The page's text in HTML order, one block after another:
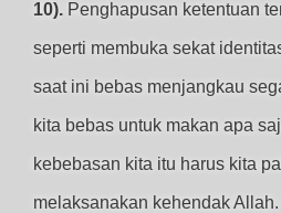
10). Penghapusan ketentuan
seperti membuka sekat
saat ini bebas menjangkau
kita bebas untuk makan apa
kebebasan kita itu harus kita
melaksanakan kehendak